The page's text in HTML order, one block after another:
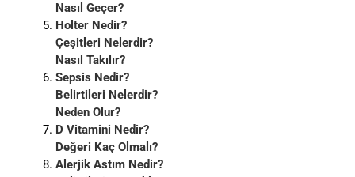
Nasıl Geçer?
Holter Nedir?
Çeşitleri Nelerdir?
Nasıl Takılır?
Sepsis Nedir?
Belirtileri Nelerdir?
Neden Olur?
D Vitamini Nedir?
Değeri Kaç Olmalı?
Alerjik Astım Nedir?